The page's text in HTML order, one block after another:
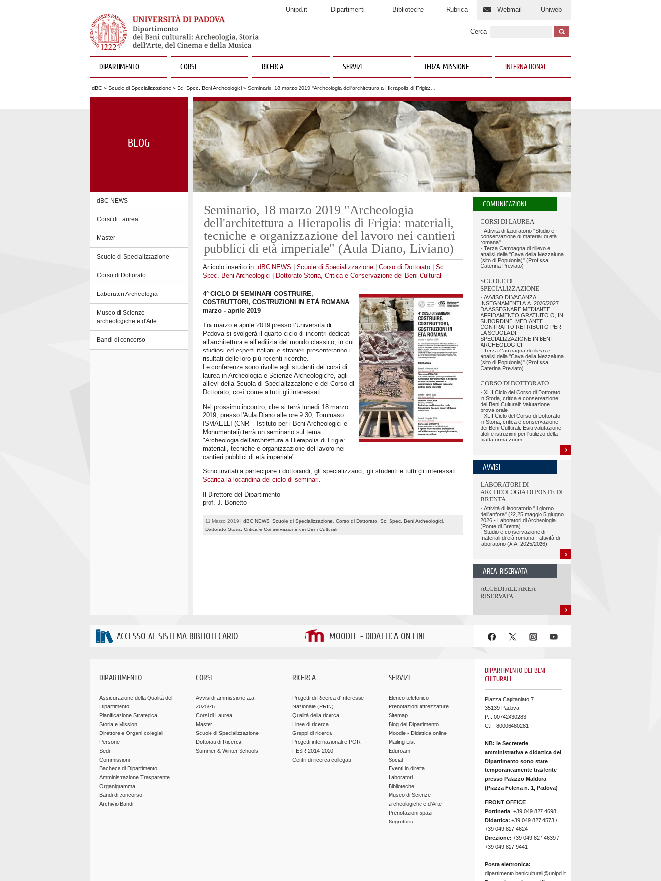
Unipd.it Dipartimenti Biblioteche Rubrica Webmail Uniweb
Cerca
DIPARTIMENTO CORSI RICERCA SERVIZI TERZA MISSIONE INTERNATIONAL
dBC > Scuole di Specializzazione > Sc. Spec. Beni Archeologici > Seminario, 18 marzo 2019 "Archeologia dell'architettura a Hierapolis di Frigia:…
BLOG
dBC NEWS
Corsi di Laurea
Master
Scuole di Specializzazione
Corso di Dottorato
Laboratori Archeologia
Museo di Scienze
archeologiche e d'Arte
Bandi di concorso
Seminario, 18 marzo 2019 "Archeologia
dell'architettura a Hierapolis di Frigia: materiali,
tecniche e organizzazione del lavoro nei cantieri
pubblici di età imperiale" (Aula Diano, Liviano)
Articolo inserito in: dBC NEWS Scuole di Specializzazione Corso di Dottorato
Sc.
Spec. Beni Archeologici
Dottorato Storia, Critica e Conservazione dei Beni Culturali
4° CICLO DI SEMINARI COSTRUIRE,
COSTRUTTORI, COSTRUZIONI IN ETÀ ROMANA
marzo - aprile 2019
Tra marzo e aprile 2019 presso l’Università di
Padova si svolgerà il quarto ciclo di incontri dedicati
all’architettura e all’edilizia del mondo classico, in cui
studiosi ed esperti italiani e stranieri presenteranno i
risultati delle loro più recenti ricerche.
Le conferenze sono rivolte agli studenti dei corsi di
laurea in Archeologia e Scienze Archeologiche, agli
allievi della Scuola di Specializzazione e del Corso di
Dottorato, così come a tutti gli interessati.
Nel prossimo incontro, che si terrà lunedì 18 marzo
2019, presso l'Aula Diano alle ore 9:30, Tommaso
ISMAELLI (CNR – Istituto per i Beni Archeologici e
Monumentali) terrà un seminario sul tema
"Archeologia dell'architettura a Hierapolis di Frigia:
materiali, tecniche e organizzazione del lavoro nei
cantieri pubblici di età imperiale".
Sono invitati a partecipare i dottorandi, gli specializzandi, gli studenti e tutti gli interessati.
Scarica la locandina del ciclo di seminari.
Il Direttore del Dipartimento
prof. J. Bonetto
11 Marzo 2019 | dBC NEWS Scuole di Specializzazione Corso di Dottorato Sc. Spec. Beni Archeologici
Dottorato Storia, Critica e Conservazione dei Beni Culturali
COMUNICAZIONI
CORSI DI LAUREA
- Attività di laboratorio "Studio e
conservazione di materiali di età
romana"
- Terza Campagna di rilievo e
analisi della "Cava della Mezzaluna
(sito di Populonia)" (Prof.ssa
Caterina Previato)
SCUOLE DI
SPECIALIZZAZIONE
- AVVISO DI VACANZA
INSEGNAMENTI A.A. 2026/2027
DA ASSEGNARE MEDIANTE
AFFIDAMENTO GRATUITO O, IN
SUBORDINE, MEDIANTE
CONTRATTO RETRIBUITO PER
LA SCUOLA DI
SPECIALIZZAZIONE IN BENI
ARCHEOLOGICI
- Terza Campagna di rilievo e
analisi della "Cava della Mezzaluna
(sito di Populonia)" (Prof.ssa
Caterina Previato)
CORSO DI DOTTORATO
- XLII Ciclo del Corso di Dottorato
in Storia, critica e conservazione
dei Beni Culturali: Valutazione
prova orale
- XLII Ciclo del Corso di Dottorato
in Storia, critica e conservazione
dei Beni Culturali: Esiti valutazione
titoli e istruzioni per l'utilizzo della
piattaforma Zoom
AVVISI
LABORATORI DI
ARCHEOLOGIA DI PONTE DI
BRENTA
- Attività di laboratorio "Il giorno
dell'anfora" (22,25 maggio 5 giugno
2026 - Laboratori di Archeologia
(Ponte di Brenta)
- Studio e conservazione di
materiali di età romana - attività di
laboratorio (A.A. 2025/2026)
AREA RISERVATA
ACCEDI ALL'AREA
RISERVATA
ACCESSO AL SISTEMA BIBLIOTECARIO MOODLE - DIDATTICA ON LINE
DIPARTIMENTO
Assicurazione della Qualità del
Dipartimento
Pianificazione Strategica
Storia e Mission
Direttore e Organi collegiali
Persone
Sedi
Commissioni
Bacheca di Dipartimento
Amministrazione Trasparente
Organigramma
Bandi di concorso
Archivio Bandi
CORSI
Avvisi di ammissione a.a.
2025/26
Corsi di Laurea
Master
Scuole di Specializzazione
Dottorati di Ricerca
Summer & Winter Schools
RICERCA
Progetti di Ricerca d'Interesse
Nazionale (PRIN)
Qualità della ricerca
Linee di ricerca
Gruppi di ricerca
Progetti internazionali e POR-
FESR 2014-2020
Centri di ricerca collegati
SERVIZI
Elenco telefonico
Prenotazioni attrezzature
Sitemap
Blog del Dipartimento
Moodle - Didattica online
Mailing List
Eduroam
Social
Eventi in diretta
Laboratori
Biblioteche
Museo di Scienze
archeologiche e d'Arte
Prenotazioni spazi
Segreterie
DIPARTIMENTO DEI BENI
CULTURALI
Piazza Capitaniato 7
35139 Padova
P.I. 00742430283
C.F. 80006480281
NB: le Segreterie
amministrativa e didattica del
Dipartimento sono state
temporaneamente trasferite
presso Palazzo Maldura
(Piazza Folena n. 1, Padova)
FRONT OFFICE
Portineria: +39 049 827 4698
Didattica: +39 049 827 4573 /
+39 049 827 4624
Direzione: +39 049 827 4639 /
+39 049 827 9441
Posta elettronica:
dipartimento.beniculturali@unipd.it